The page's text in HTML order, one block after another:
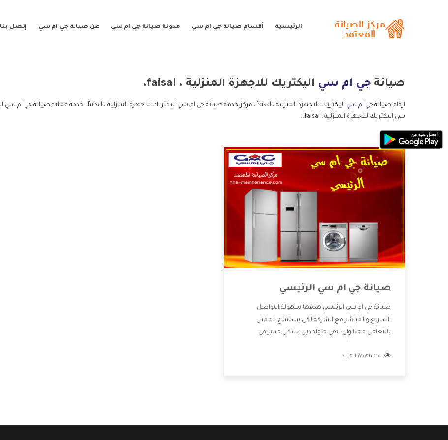
الرئيسية أقسام صيانة جي ام سي مدونة صيانة جي ام سي عن صيانة جي ام سي إتصل بنا
صيانة جي ام سي اليكتريك للاجهزة المنزلية ، faisal،
ارقام صيانة جي ام سي
سي اليكتريك للاجهزة المنزلية ، faisal،.
صيانة جي ام سي الرئيسي
صيانة جي ام سي الرئيسي هدفها سهولة التواصل
السريع والمباشر مع الشركة لكى يستمتع العميل
بالتعامل معنا وان نبقى متواجدين بشكل مميز فى
للعميل وان يستمتع بالخدمات التى تنفرد الشركة بها
مشاهدة المزيد